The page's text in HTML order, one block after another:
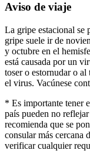
Aviso de viaje
La gripe estacional se
gripe suele ir de
y octubre en el
está causada por un
toser o estornudar o
el virus. Vacúnese
* Es importante tener
país pueden no
recomienda que se
consular más cercana
verificar cualquier